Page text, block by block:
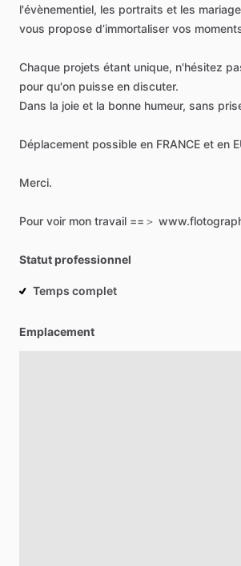
l'évènementiel, les portraits et les
vous propose d’immortaliser vos
Chaque projets étant unique, n'hésitez
pour qu'on puisse en discuter.
Dans la joie et la bonne humeur, sans
Déplacement possible en FRANCE et en
Merci.
Pour voir mon travail ==＞
Statut professionnel
Temps complet
Emplacement